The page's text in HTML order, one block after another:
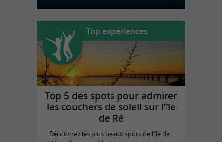
Top expériences
Top 5 des spots pour admirer
les couchers de soleil sur l’île
de Ré
Découvrez les plus beaux spots de l’île de